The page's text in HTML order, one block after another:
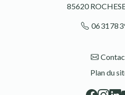
85620
Plan du